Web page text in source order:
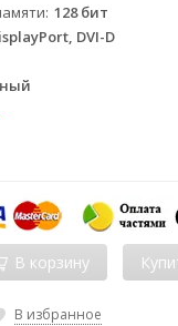
128 бит
DVI-D
В корзину
В избранное